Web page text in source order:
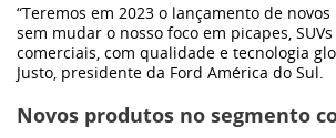
Tendência
Frota
“Teremos em 2023 o lançamento de
sem mudar o nosso foco em picapes,
comerciais, com qualidade e tecnologia
Justo, presidente da Ford América do Sul.
Novos produtos no segmento